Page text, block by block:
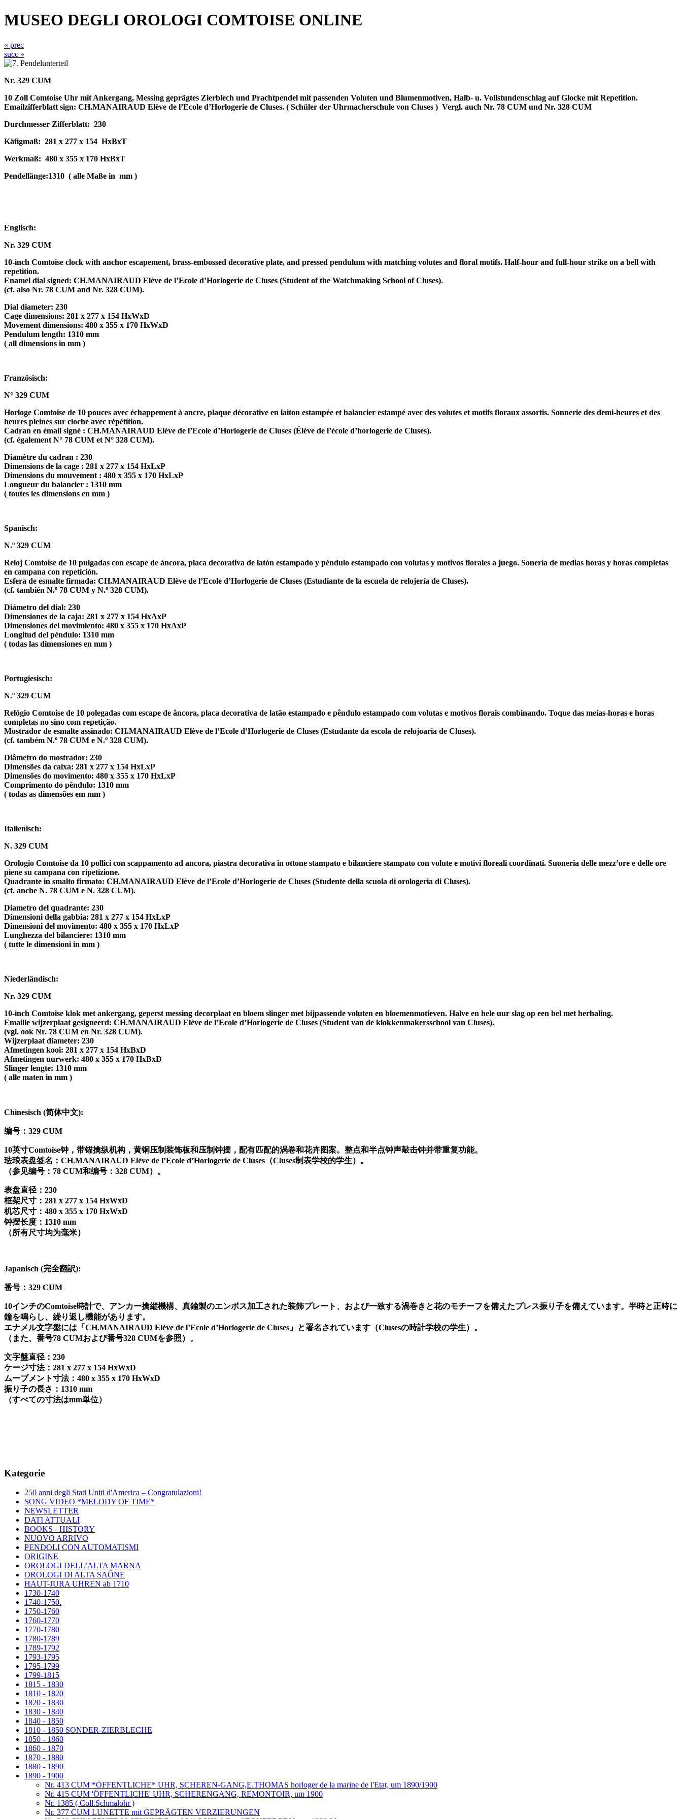
MUSEO DEGLI OROLOGI COMTOISE ONLINE
« prec
succ »
Nr. 329 CUM
10 Zoll Comtoise Uhr mit Ankergang, Messing geprägtes Zierblech und Prachtpendel mit passenden Voluten und Blumenmotiven, Halb- u. Vollstundenschlag auf Glocke mit Repetition.
Emailzifferblatt sign: CH.MANAIRAUD Elève de l’Ecole d’Horlogerie de Cluses. ( Schüler der Uhrmacherschule von Cluses ) Vergl. auch Nr. 78 CUM und Nr. 328 CUM
Durchmesser Zifferblatt: 230
Käfigmaß: 281 x 277 x 154 HxBxT
Werkmaß: 480 x 355 x 170 HxBxT
Pendellänge:1310 ( alle Maße in mm )
Englisch:
Nr. 329 CUM
10-inch Comtoise clock with anchor escapement, brass-embossed decorative plate, and pressed pendulum with matching volutes and floral motifs. Half-hour and full-hour strike on a bell with
repetition.
Enamel dial signed: CH.MANAIRAUD Elève de l’Ecole d’Horlogerie de Cluses (Student of the Watchmaking School of Cluses).
(cf. also Nr. 78 CUM and Nr. 328 CUM).
Dial diameter: 230
Cage dimensions: 281 x 277 x 154 HxWxD
Movement dimensions: 480 x 355 x 170 HxWxD
Pendulum length: 1310 mm
( all dimensions in mm )
Französisch:
N° 329 CUM
Horloge Comtoise de 10 pouces avec échappement à ancre, plaque décorative en laiton estampée et balancier estampé avec des volutes et motifs floraux assortis. Sonnerie des demi-heures et des
heures pleines sur cloche avec répétition.
Cadran en émail signé : CH.MANAIRAUD Elève de l’Ecole d’Horlogerie de Cluses (Élève de l’école d’horlogerie de Cluses).
(cf. également N° 78 CUM et N° 328 CUM).
Diamètre du cadran : 230
Dimensions de la cage : 281 x 277 x 154 HxLxP
Dimensions du mouvement : 480 x 355 x 170 HxLxP
Longueur du balancier : 1310 mm
( toutes les dimensions en mm )
Spanisch:
N.º 329 CUM
Reloj Comtoise de 10 pulgadas con escape de áncora, placa decorativa de latón estampado y péndulo estampado con volutas y motivos florales a juego. Sonería de medias horas y horas completas
en campana con repetición.
Esfera de esmalte firmada: CH.MANAIRAUD Elève de l’Ecole d’Horlogerie de Cluses (Estudiante de la escuela de relojería de Cluses).
(cf. también N.º 78 CUM y N.º 328 CUM).
Diámetro del dial: 230
Dimensiones de la caja: 281 x 277 x 154 HxAxP
Dimensiones del movimiento: 480 x 355 x 170 HxAxP
Longitud del péndulo: 1310 mm
( todas las dimensiones en mm )
Portugiesisch:
N.º 329 CUM
Relógio Comtoise de 10 polegadas com escape de âncora, placa decorativa de latão estampado e pêndulo estampado com volutas e motivos florais combinando. Toque das meias-horas e horas
completas no sino com repetição.
Mostrador de esmalte assinado: CH.MANAIRAUD Elève de l’Ecole d’Horlogerie de Cluses (Estudante da escola de relojoaria de Cluses).
(cf. também N.º 78 CUM e N.º 328 CUM).
Diâmetro do mostrador: 230
Dimensões da caixa: 281 x 277 x 154 HxLxP
Dimensões do movimento: 480 x 355 x 170 HxLxP
Comprimento do pêndulo: 1310 mm
( todas as dimensões em mm )
Italienisch:
N. 329 CUM
Orologio Comtoise da 10 pollici con scappamento ad ancora, piastra decorativa in ottone stampato e bilanciere stampato con volute e motivi floreali coordinati. Suoneria delle mezz’ore e delle ore
piene su campana con ripetizione.
Quadrante in smalto firmato: CH.MANAIRAUD Elève de l’Ecole d’Horlogerie de Cluses (Studente della scuola di orologeria di Cluses).
(cf. anche N. 78 CUM e N. 328 CUM).
Diametro del quadrante: 230
Dimensioni della gabbia: 281 x 277 x 154 HxLxP
Dimensioni del movimento: 480 x 355 x 170 HxLxP
Lunghezza del bilanciere: 1310 mm
( tutte le dimensioni in mm )
Niederländisch:
Nr. 329 CUM
10-inch Comtoise klok met ankergang, geperst messing decorplaat en bloem slinger met bijpassende voluten en bloemenmotieven. Halve en hele uur slag op een bel met herhaling.
Emaille wijzerplaat gesigneerd: CH.MANAIRAUD Elève de l’Ecole d’Horlogerie de Cluses (Student van de klokkenmakersschool van Cluses).
(vgl. ook Nr. 78 CUM en Nr. 328 CUM).
Wijzerplaat diameter: 230
Afmetingen kooi: 281 x 277 x 154 HxBxD
Afmetingen uurwerk: 480 x 355 x 170 HxBxD
Slinger lengte: 1310 mm
( alle maten in mm )
Chinesisch (简体中文):
编号： 329 CUM
10英寸Comtoise钟，带锚擒纵机构，黄铜压制装饰板和压制钟摆，配有匹配的涡卷和花卉图案。整点和半点钟声敲击钟并带重复功能。
珐琅表盘签名： CH.MANAIRAUD Elève de l’Ecole d’Horlogerie de Cluses （Cluses制表学校的学生）。
（参见编号： 78 CUM和编号： 328 CUM）。
表盘直径： 230
框架尺寸： 281 x 277 x 154 HxWxD
机芯尺寸： 480 x 355 x 170 HxWxD
钟摆长度： 1310 mm
（所有尺寸均为毫米）
Japanisch (完全翻訳):
番号： 329 CUM
10インチのComtoise時計で、アンカー擒縦機構、真鍮製のエンボス加工された装飾プレート、および一致する渦巻きと花のモチーフを備えたプレス振り子を備えています。半時と正時に
鐘を鳴らし、繰り返し機能があります。
エナメル文字盤には「 CH.MANAIRAUD Elève de l’Ecole d’Horlogerie de Cluses 」と署名されています（Clusesの時計学校の学生）。
（また、番号78 CUMおよび番号328 CUMを参照）。
文字盤直径： 230
ケージ寸法： 281 x 277 x 154 HxWxD
ムーブメント寸法： 480 x 355 x 170 HxWxD
振り子の長さ： 1310 mm
（すべての寸法はmm単位）
Kategorie
250 anni degli Stati Uniti d'America – Congratulazioni!
SONG VIDEO *MELODY OF TIME*
NEWSLETTER
DATI ATTUALI
BOOKS - HISTORY
NUOVO ARRIVO
PENDOLI CON AUTOMATISMI
ORIGINE
OROLOGI DELL’ALTA MARNA
OROLOGI DI ALTA SAÔNE
HAUT-JURA UHREN ab 1710
1730-1740
1740-1750.
1750-1760
1760-1770
1770-1780
1780-1789
1789-1792
1793-1795
1795-1799
1799-1815
1815 - 1830
1810 - 1820
1820 - 1830
1830 - 1840
1840 - 1850
1810 - 1850 SONDER-ZIERBLECHE
1850 - 1860
1860 - 1870
1870 - 1880
1880 - 1890
1890 - 1900
Nr. 413 CUM *ÖFFENTLICHE* UHR, SCHEREN-GANG,E.THOMAS horloger de la marine de l'Etat, um 1890/1900
Nr. 415 CUM 'ÖFFENTLICHE' UHR, SCHERENGANG, REMONTOIR, um 1900
Nr. 1385 ( Coll.Schmalohr )
Nr. 377 CUM LUNETTE mit GEPRÄGTEN VERZIERUNGEN